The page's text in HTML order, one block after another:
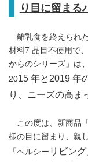
り目に留まる
離乳食を終えられ
材料7 品目不使用で
からのシリーズ」は
2015 年と2019 年
り、ニーズの高ま
この度は、新商品
様の目に留まり、親
「ヘルシー リビン